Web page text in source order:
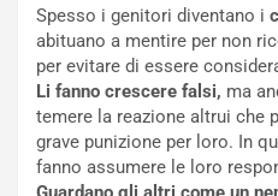
Spesso i genitori diventano i
abituano a mentire per non
per evitare di essere
Li fanno crescere falsi, ma
temere la reazione altrui che
grave punizione per loro. In
fanno assumere le loro